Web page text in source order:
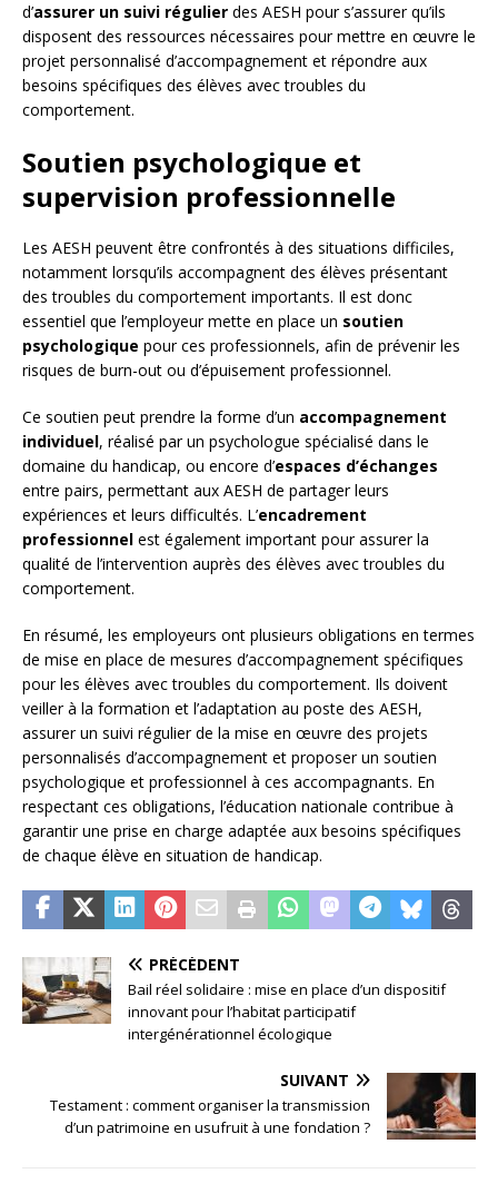
d’assurer un suivi régulier des AESH pour s’assurer qu’ils
disposent des ressources nécessaires pour mettre en œuvre le
projet personnalisé d’accompagnement et répondre aux
besoins spécifiques des élèves avec troubles du
comportement.
Soutien psychologique et
supervision professionnelle
Les AESH peuvent être confrontés à des situations difficiles,
notamment lorsqu’ils accompagnent des élèves présentant
des troubles du comportement importants. Il est donc
essentiel que l’employeur mette en place un soutien
psychologique pour ces professionnels, afin de prévenir les
risques de burn-out ou d’épuisement professionnel.
Ce soutien peut prendre la forme d’un accompagnement
individuel, réalisé par un psychologue spécialisé dans le
domaine du handicap, ou encore d’espaces d’échanges
entre pairs, permettant aux AESH de partager leurs
expériences et leurs difficultés. L’encadrement
professionnel est également important pour assurer la
qualité de l’intervention auprès des élèves avec troubles du
comportement.
En résumé, les employeurs ont plusieurs obligations en termes
de mise en place de mesures d’accompagnement spécifiques
pour les élèves avec troubles du comportement. Ils doivent
veiller à la formation et l’adaptation au poste des AESH,
assurer un suivi régulier de la mise en œuvre des projets
personnalisés d’accompagnement et proposer un soutien
psychologique et professionnel à ces accompagnants. En
respectant ces obligations, l’éducation nationale contribue à
garantir une prise en charge adaptée aux besoins spécifiques
de chaque élève en situation de handicap.
PRÉCÉDENT
Bail réel solidaire : mise en place d’un dispositif
innovant pour l’habitat participatif
intergénérationnel écologique
SUIVANT
Testament : comment organiser la transmission
d’un patrimoine en usufruit à une fondation ?